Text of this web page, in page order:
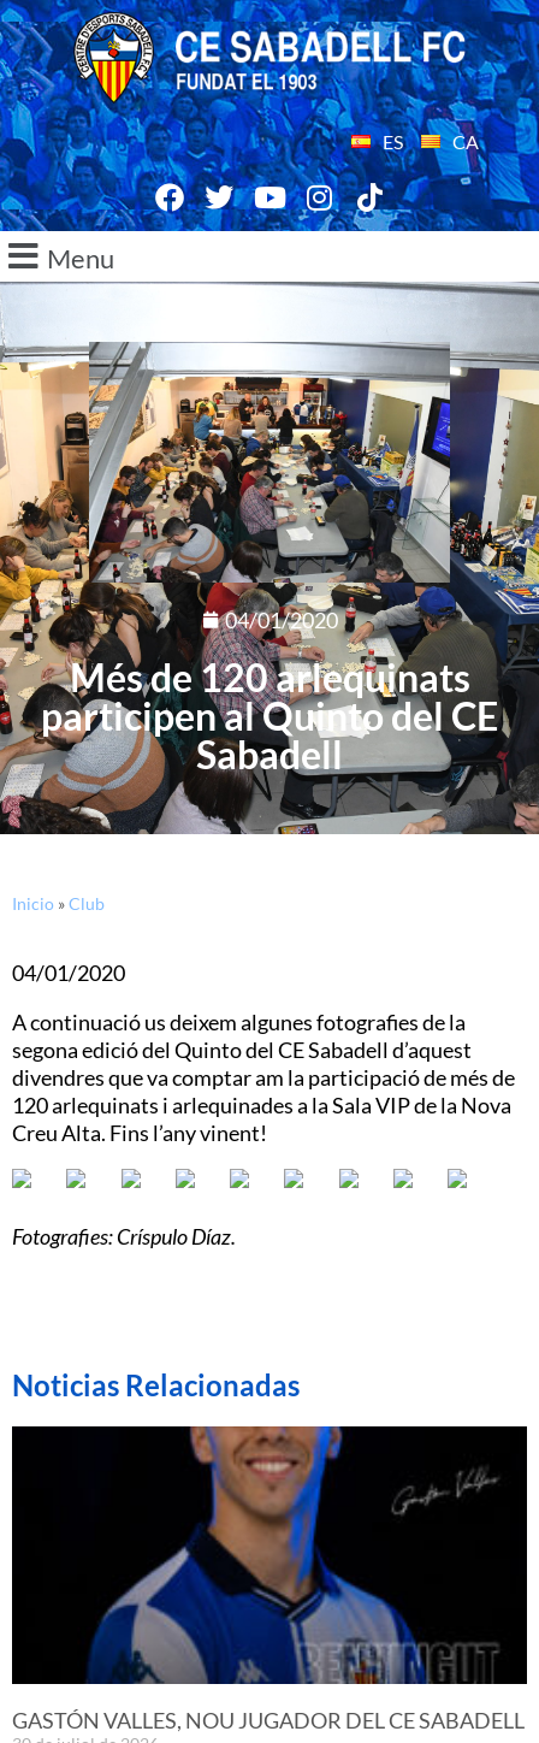
ES CA
Menu
04/01/2020
Més de 120 arlequinats
participen al Quinto del CE
Sabadell
Inicio »Club
04/01/2020
A continuació us deixem algunes fotografies de la
segona edició del Quinto del CE Sabadell d’aquest
divendres que va comptar am la participació de més de
120 arlequinats i arlequinades a la Sala VIP de la Nova
Creu Alta. Fins l’any vinent!
Fotografies: Críspulo Díaz.
Noticias Relacionadas
GASTÓN VALLES, NOU JUGADOR DEL CE SABADELL